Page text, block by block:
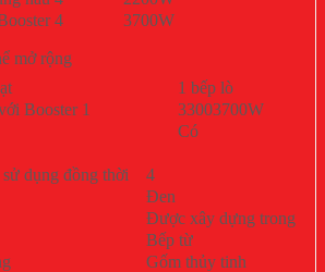
4
3700W
mở rộng
1 bếp lò
Booster 1
33003700W
Có
dụng đồng thời
4
Đen
Được xây dựng trong
Bếp từ
Gốm thủy tinh